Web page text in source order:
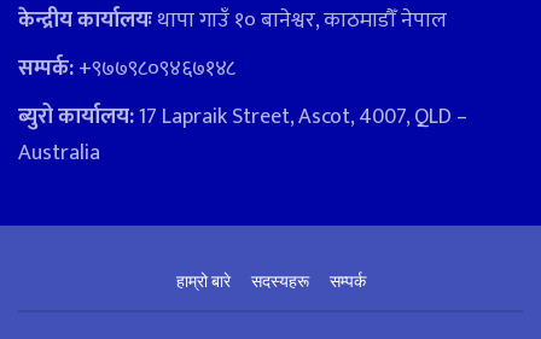
केन्द्रीय कार्यालयःथापा गाउँ १० बानेश्वर, काठमाडौँ नेपाल
सम्पर्क:+९७७९८०९४६७१४८
ब्युरो कार्यालय:17 Lapraik Street, Ascot, 4007, QLD –
Australia
हाम्रो बारे सदस्यहरू सम्पर्क